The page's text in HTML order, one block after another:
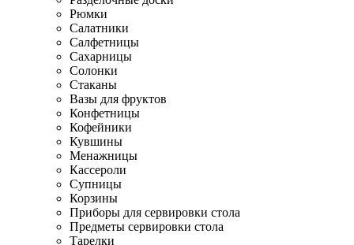
Рюмки
Салатники
Салфетницы
Сахарницы
Солонки
Стаканы
Вазы для фруктов
Конфетницы
Кофейники
Кувшины
Менажницы
Кассероли
Супницы
Корзины
Приборы для сервировки стола
Предметы сервировки стола
Тарелки